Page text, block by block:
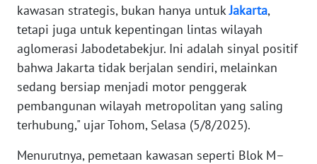
kawasan strategis, bukan hanya untukJakarta,
tetapi juga untuk kepentingan lintas wilayah
aglomerasi Jabodetabekjur. Ini adalah sinyal positif
bahwa Jakarta tidak berjalan sendiri, melainkan
sedang bersiap menjadi motor penggerak
pembangunan wilayah metropolitan yang saling
terhubung," ujar Tohom, Selasa (5/8/2025).
Menurutnya, pemetaan kawasan seperti Blok M–
WN
JAMBI
WN
SULTRA
WN